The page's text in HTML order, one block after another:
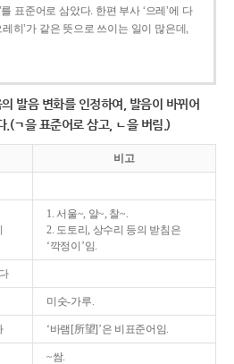
를 표준어로 삼았다. 한편 부사 ‘으레’에 다
레히’가 같은 뜻으로 쓰이는 일이 많은데,
발음 변화를 인정하여, 발음이 바뀌어
.(ㄱ을 표준어로 삼고, ㄴ을 버림.)
비고
1. 서울~, 알~, 찰~.
2. 도토리, 상수리 등의 받침은
‘깍정이’임.
미숫-가루.
‘바램[所望]’은 비표준어임.
~쌈.